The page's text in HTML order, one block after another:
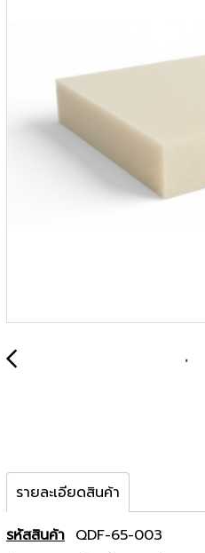
รายละเอียดสินค้า
รหัสสินค้า QDF-65-003